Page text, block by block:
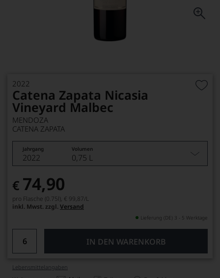
2022
Catena Zapata Nicasia
Vineyard Malbec
MENDOZA
CATENA ZAPATA
Jahrgang Volumen
2022 0,75 L
€ 74,90
pro Flasche (0.75l), € 99,87/L
inkl. Mwst. zzgl. Versand
Lieferung (DE) 3 - 5 Werktage
IN DEN WARENKORB
Lebensmittel­angaben